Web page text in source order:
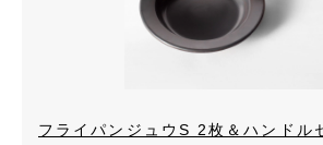
フライパンジュウS 2枚＆ハンドル